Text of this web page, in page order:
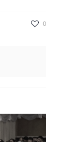
0